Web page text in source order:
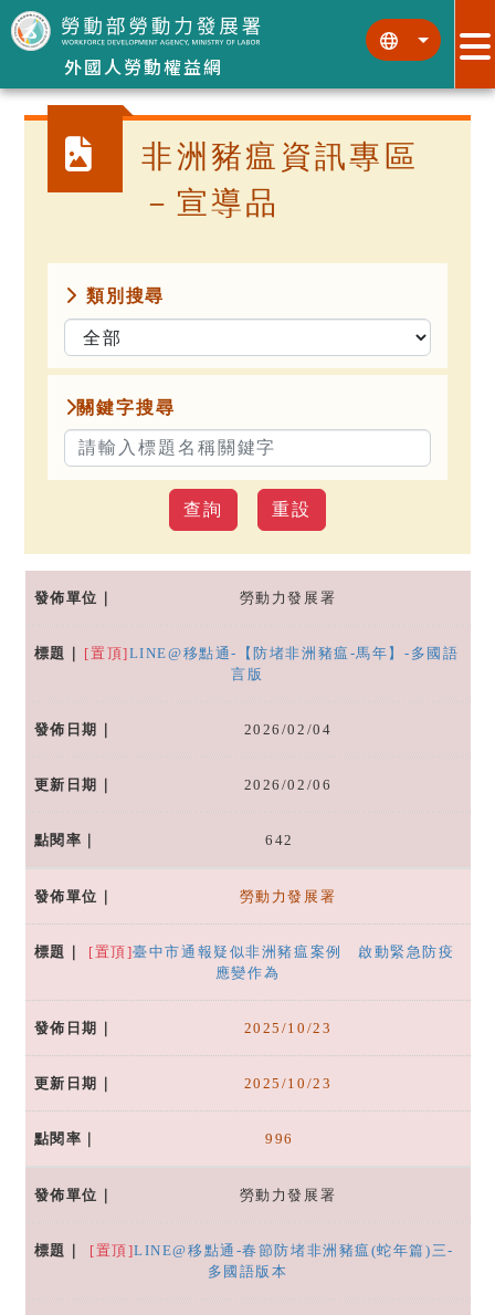
跳到主要內容區塊
外國人勞動權益網
::: :::
非洲豬瘟資訊專區
－宣導品
類別搜尋
關鍵字搜尋
勞動力發展署
[置頂]LINE@移點通-【防堵非洲豬瘟-馬年】-多國語
言版
2026/02/04
2026/02/06
642
勞動力發展署
[置頂]臺中市通報疑似非洲豬瘟案例 啟動緊急防疫
應變作為
2025/10/23
2025/10/23
996
勞動力發展署
[置頂]LINE@移點通-春節防堵非洲豬瘟(蛇年篇)三-
多國語版本